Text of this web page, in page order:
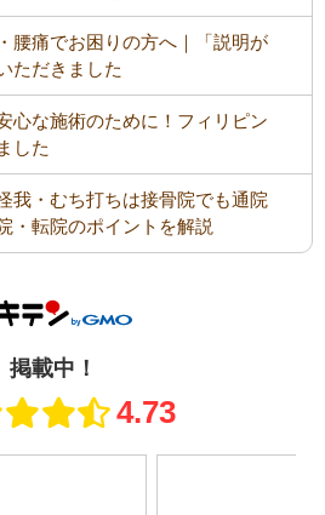
腰痛でお困りの方へ｜「説明が
ただきました
心な施術のために！フィリピン
した
我・むち打ちは接骨院でも通院
・転院のポイントを解説